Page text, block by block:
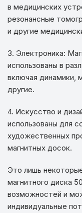
в медицинских
резонансные
и другие
3. Электроника:
использованы в
включая динамики,
другие.
4. Искусство и
использованы для
художественных
магнитных досок.
Это лишь
магнитного диска
возможностей и
индивидуальные